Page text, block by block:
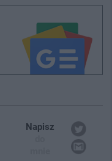
Napisz